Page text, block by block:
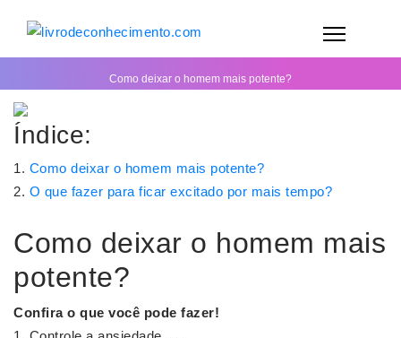
Como deixar o homem mais potente?
Índice:
Como deixar o homem mais potente?
O que fazer para ficar excitado por mais tempo?
Como deixar o homem mais
potente?
Confira o que você pode fazer!